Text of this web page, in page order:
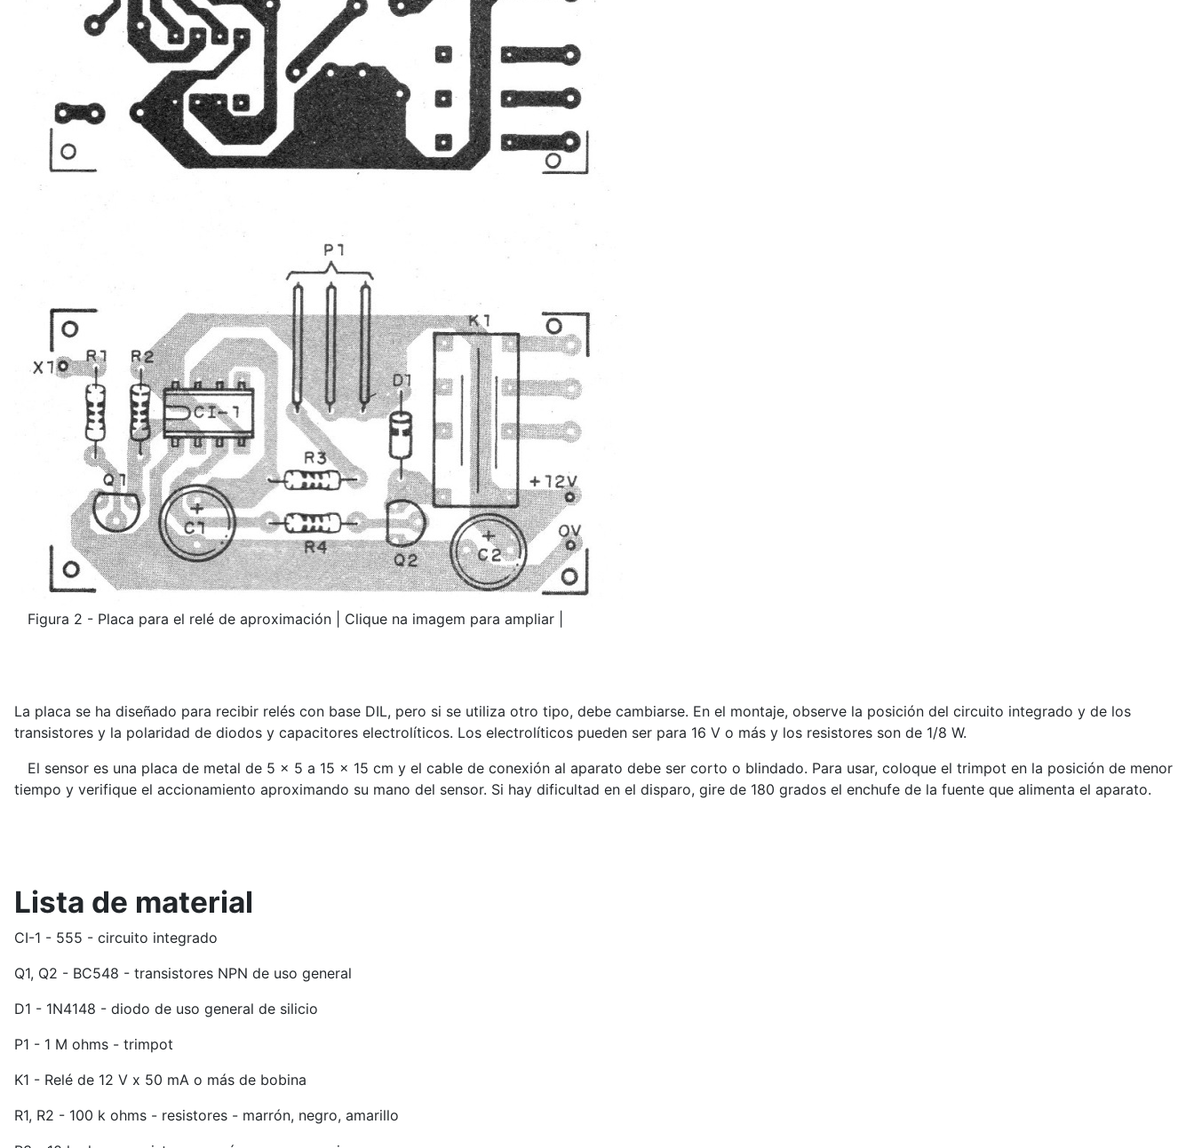
Figura 2 - Placa para el relé de aproximación | Clique na imagem para ampliar |
La placa se ha diseñado para recibir relés con base DIL, pero si se utiliza otro tipo, debe cambiarse. En el montaje, observe la posición del circuito integrado y de los
transistores y la polaridad de diodos y capacitores electrolíticos. Los electrolíticos pueden ser para 16 V o más y los resistores son de 1/8 W.
El sensor es una placa de metal de 5 x 5 a 15 x 15 cm y el cable de conexión al aparato debe ser corto o blindado. Para usar, coloque el trimpot en la posición de menor
tiempo y verifique el accionamiento aproximando su mano del sensor. Si hay dificultad en el disparo, gire de 180 grados el enchufe de la fuente que alimenta el aparato.
Lista de material
CI-1 - 555 - circuito integrado
Q1, Q2 - BC548 - transistores NPN de uso general
D1 - 1N4148 - diodo de uso general de silicio
P1 - 1 M ohms - trimpot
K1 - Relé de 12 V x 50 mA o más de bobina
R1, R2 - 100 k ohms - resistores - marrón, negro, amarillo